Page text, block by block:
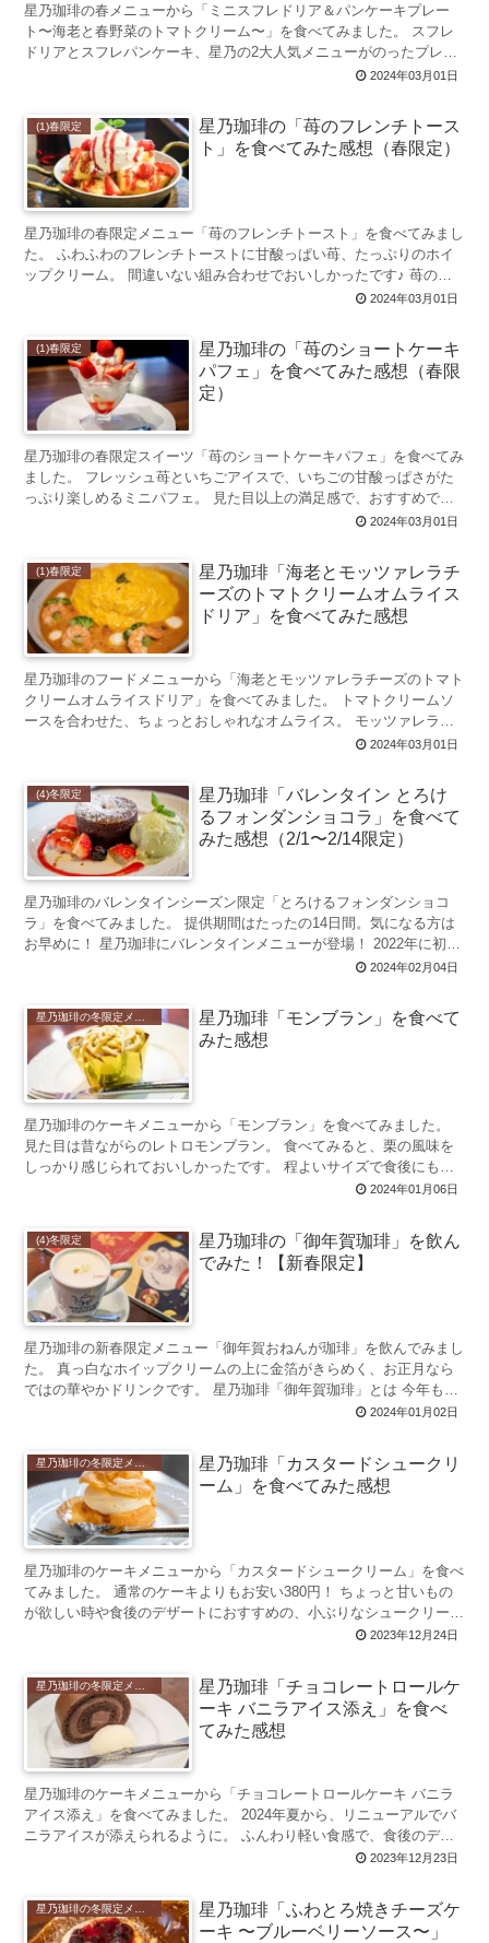
星乃珈琲の春メニューから「ミニスフレドリア＆パンケーキプレー
ト〜海老と春野菜のトマトクリーム〜」を食べてみました。 スフレ
ドリアとスフレパンケーキ、星乃の2大人気メニューがのったプレー
2024年03月01日
(1)春限定
星乃珈琲の「苺のフレンチトース
ト」を食べてみた感想（春限定）
星乃珈琲の春限定メニュー「苺のフレンチトースト」を食べてみまし
た。 ふわふわのフレンチトーストに甘酸っぱい苺、たっぷりのホイ
ップクリーム。 間違いない組み合わせでおいしかったです♪ 苺のフ
2024年03月01日
(1)春限定
星乃珈琲の「苺のショートケーキ
パフェ」を食べてみた感想（春限
定）
星乃珈琲の春限定スイーツ「苺のショートケーキパフェ」を食べてみ
ました。 フレッシュ苺といちごアイスで、いちごの甘酸っぱさがた
っぷり楽しめるミニパフェ。 見た目以上の満足感で、おすすめです
2024年03月01日
(1)春限定
星乃珈琲「海老とモッツァレラチ
ーズのトマトクリームオムライス
ドリア」を食べてみた感想
星乃珈琲のフードメニューから「海老とモッツァレラチーズのトマト
クリームオムライスドリア」を食べてみました。 トマトクリームソ
ースを合わせた、ちょっとおしゃれなオムライス。 モッツァレラチ
2024年03月01日
(4)冬限定
星乃珈琲「バレンタイン とろけ
るフォンダンショコラ」を食べて
みた感想（2/1〜2/14限定）
星乃珈琲のバレンタインシーズン限定「とろけるフォンダンショコ
ラ」を食べてみました。 提供期間はたったの14日間。気になる方は
お早めに！ 星乃珈琲にバレンタインメニューが登場！ 2022年に初登
2024年02月04日
星乃珈琲の冬限定メニュー 2023年初登場
星乃珈琲「モンブラン」を食べて
みた感想
星乃珈琲のケーキメニューから「モンブラン」を食べてみました。
見た目は昔ながらのレトロモンブラン。 食べてみると、栗の風味を
しっかり感じられておいしかったです。 程よいサイズで食後にもお
2024年01月06日
(4)冬限定
星乃珈琲の「御年賀珈琲」を飲ん
でみた！【新春限定】
星乃珈琲の新春限定メニュー「御年賀おねんが珈琲」を飲んでみまし
た。 真っ白なホイップクリームの上に金箔がきらめく、お正月なら
ではの華やかドリンクです。 星乃珈琲「御年賀珈琲」とは 今年も星
2024年01月02日
星乃珈琲の冬限定メニュー 2023年初登場
星乃珈琲「カスタードシュークリ
ーム」を食べてみた感想
星乃珈琲のケーキメニューから「カスタードシュークリーム」を食べ
てみました。 通常のケーキよりもお安い380円！ ちょっと甘いもの
が欲しい時や食後のデザートにおすすめの、小ぶりなシュークリーム
2023年12月24日
星乃珈琲の冬限定メニュー 2023年初登場
星乃珈琲「チョコレートロールケ
ーキ バニラアイス添え」を食べ
てみた感想
星乃珈琲のケーキメニューから「チョコレートロールケーキ バニラ
アイス添え」を食べてみました。 2024年夏から、リニューアルでバ
ニラアイスが添えられるように。 ふんわり軽い食感で、食後のデザ
2023年12月23日
星乃珈琲の冬限定メニュー 2023年初登場
星乃珈琲「ふわとろ焼きチーズケ
ーキ 〜ブルーベリーソース〜」